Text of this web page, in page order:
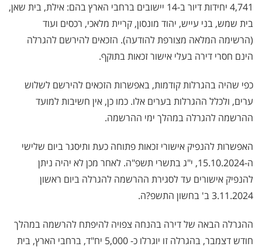
4,741 יחידות דיור ב-14 יישובים ברחבי הארץ בהם: אילת, בית שאן,
בית שמש, בני עייש, יהוד מונסון, קריית מלאכי, רכסים ועוד
(הרשימה המלאה מצורפת להודעה). הזכאים להירשם להגרלה
הינם חסרי דירה בעלי אישור זכאות בתוקף.
כפי שהיה בהגרלות קודמות, באפשרות הזכאים להירשם לשלוש
ערים, ולכלל ההגרלות בערים אלו. כמו כן, אין חשיבות למועד
ההרשמה להגרלה במהלך ימי ההרשמה.
האפשרות להנפיק אישורי זכאות פתוחה כעת ותיסגר ביום שלישי
ה-15.10.2024, י"ג בתשרי תשפ"ה. לאחר מכן לא יהיה ניתן
להנפיק אישורים עד לסגירת ההרשמה להגרלה ביום ראשון
3.11.2024 ב' בחשון התשפ?ה.
ההגרלה הבאה של דירה בהנחה צפויה להיפתח להרשמה במהלך
חודש דצמבר, בהגרלה זו יוגרלו כ- 5,000 יח"ד, ברחבי הארץ, בית